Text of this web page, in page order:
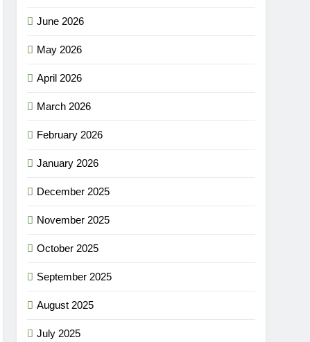
June 2026
May 2026
April 2026
March 2026
February 2026
January 2026
December 2025
November 2025
October 2025
September 2025
August 2025
July 2025